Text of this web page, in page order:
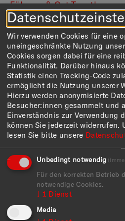
Führung & Get-Together
Donnerstag, 4.9.2025
11:30 — 12:30 Uhr
Exklusiv für Mitglieder
Tauchen Sie bei unserer
Ausstellung ein. Die Guides
Wissen über die ausgestellten
Bezüge zur Kunstgeschichte
Nach der Führung am 8.7.2025
jährliche
Mitglieder herzlich eingeladen
together im "Goldbach" für
fragen die Teilnahme vorher ab
Informationen
Wir verwenden Cookies für eine
uneingeschränkte Nutzung
Cookies sorgen dabei für eine
Funktionalität. Darüber hinaus
Statistik einen Tracking-Code
ermöglicht die Nutzung unserer
Hierzu werden anonymisierte
Besucher:innen gesammelt und
Einverständnis zur Verwendung
können Sie jederzeit widerrufen.
lesen Sie bitte unsere
Unbedingt notwendig
Für den korrekten Betrieb
notwendige Cookies.
↓ 1 Dienst
Media